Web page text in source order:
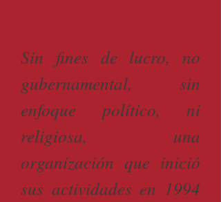
Sin fines de lucro, no
gubernamental, sin
enfoque político, ni
religiosa, una
organización que inició
sus actividades en 1994